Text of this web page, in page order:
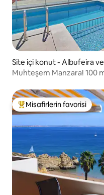
Site içi konut - Albufeira
Muhteşem Manzara! 100
Misafirlerin favorilerinden
Misafirlerin favorisi